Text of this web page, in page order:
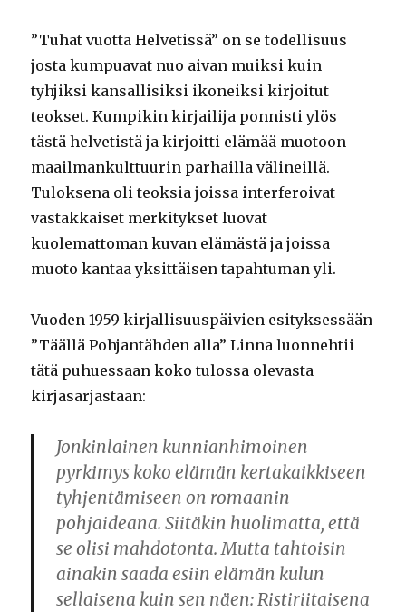
”Tuhat vuotta Helvetissä” on se todellisuus
josta kumpuavat nuo aivan muiksi kuin
tyhjiksi kansallisiksi ikoneiksi kirjoitut
teokset. Kumpikin kirjailija ponnisti ylös
tästä helvetistä ja kirjoitti elämää muotoon
maailmankulttuurin parhailla välineillä.
Tuloksena oli teoksia joissa interferoivat
vastakkaiset merkitykset luovat
kuolemattoman kuvan elämästä ja joissa
muoto kantaa yksittäisen tapahtuman yli.
Vuoden 1959 kirjallisuuspäivien esityksessään
”Täällä Pohjantähden alla” Linna luonnehtii
tätä puhuessaan koko tulossa olevasta
kirjasarjastaan:
Jonkinlainen kunnianhimoinen
pyrkimys koko elämän kertakaikkiseen
tyhjentämiseen on romaanin
pohjaideana. Siitäkin huolimatta, että
se olisi mahdotonta. Mutta tahtoisin
ainakin saada esiin elämän kulun
sellaisena kuin sen näen: Ristiriitaisena